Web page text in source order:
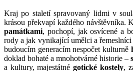
Kraj po staletí spravovaný lidmi v
krásou překvapí každého návštěvníka.
památkami, pochopí, jak osvícené a
rody a jak vynikající umělci a
budoucím generacím nespočet kulturně
doklad bohaté a mnohotvárné historie –
a kultury, majestátnégotické kostely,